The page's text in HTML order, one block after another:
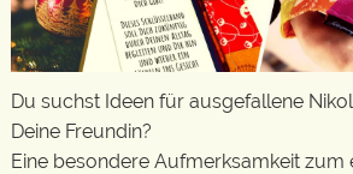
Du suchst Ideen für ausgefallene
Deine Freundin?
Eine besondere Aufmerksamkeit zum